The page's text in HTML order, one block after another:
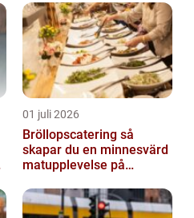
01 juli 2026
Bröllopscatering så
skapar du en minnesvärd
matupplevelse på